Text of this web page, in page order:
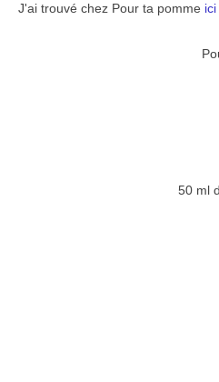
J'ai trouvé chez Pour ta pomme ici
50 ml